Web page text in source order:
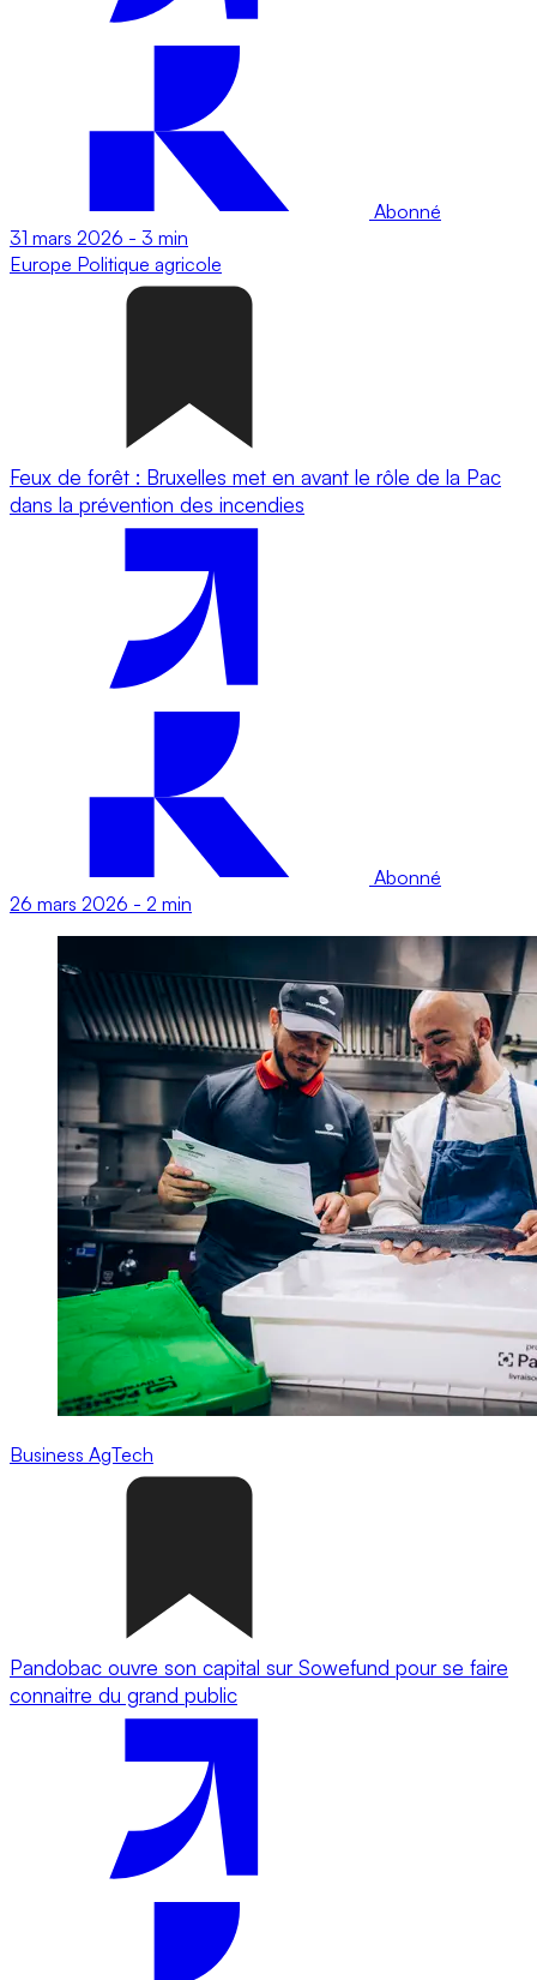
Abonné
31 mars 2026 - 3 min
Europe Politique agricole
Feux de forêt : Bruxelles met en avant le rôle de la Pac
dans la prévention des incendies
Abonné
26 mars 2026 - 2 min
Business AgTech
Pandobac ouvre son capital sur Sowefund pour se faire
connaitre du grand public